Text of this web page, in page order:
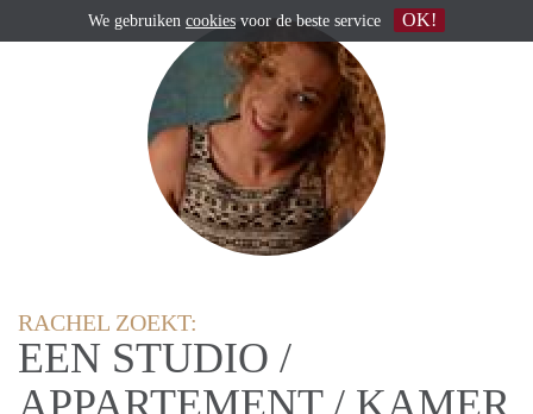
RACHEL ZOEKT:
EEN STUDIO /
APPARTEMENT / KAMER
We gebruiken cookies voor de beste service OK!